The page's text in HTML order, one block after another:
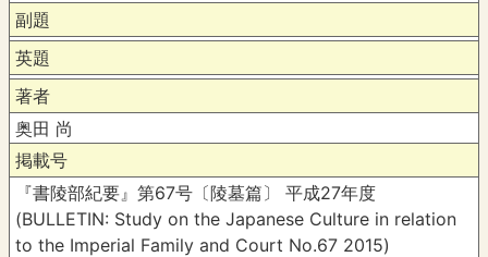
副題
英題
著者
奥田 尚
掲載号
『書陵部紀要』第67号〔陵墓篇〕 平成27年度
(BULLETIN: Study on the Japanese Culture in relation
to the Imperial Family and Court No.67 2015)